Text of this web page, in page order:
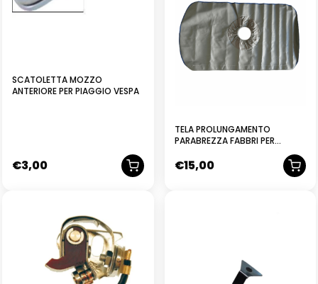
SCATOLETTA MOZZO
ANTERIORE PER PIAGGIO VESPA
€3,00
TELA PROLUNGAMENTO
PARABREZZA FABBRI PER
CICLOMOTORI MOTO VESPA
PIAGGIO 43X78
€15,00